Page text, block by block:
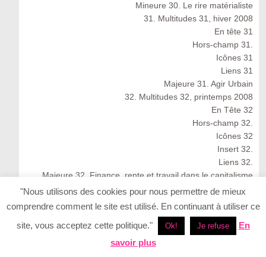
Mineure 30. Le rire matérialiste
31. Multitudes 31, hiver 2008
En tête 31
Hors-champ 31.
Icônes 31
Liens 31
Majeure 31. Agir Urbain
32. Multitudes 32, printemps 2008
En Tête 32
Hors-champ 32.
Icônes 32
Insert 32.
Liens 32.
Majeure 32. Finance, rente et travail dans le capitalisme
cognitif
Multitudes 32 : Spring 2008
33. Multitudes 33 : Summer 2008
"Nous utilisons des cookies pour nous permettre de mieux
comprendre comment le site est utilisé. En continuant à utiliser ce
site, vous acceptez cette politique."
Ok! Je refuse
En
savoir plus